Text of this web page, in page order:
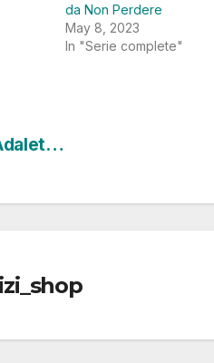
da Non Perdere
May 8, 2023
In "Serie complete"